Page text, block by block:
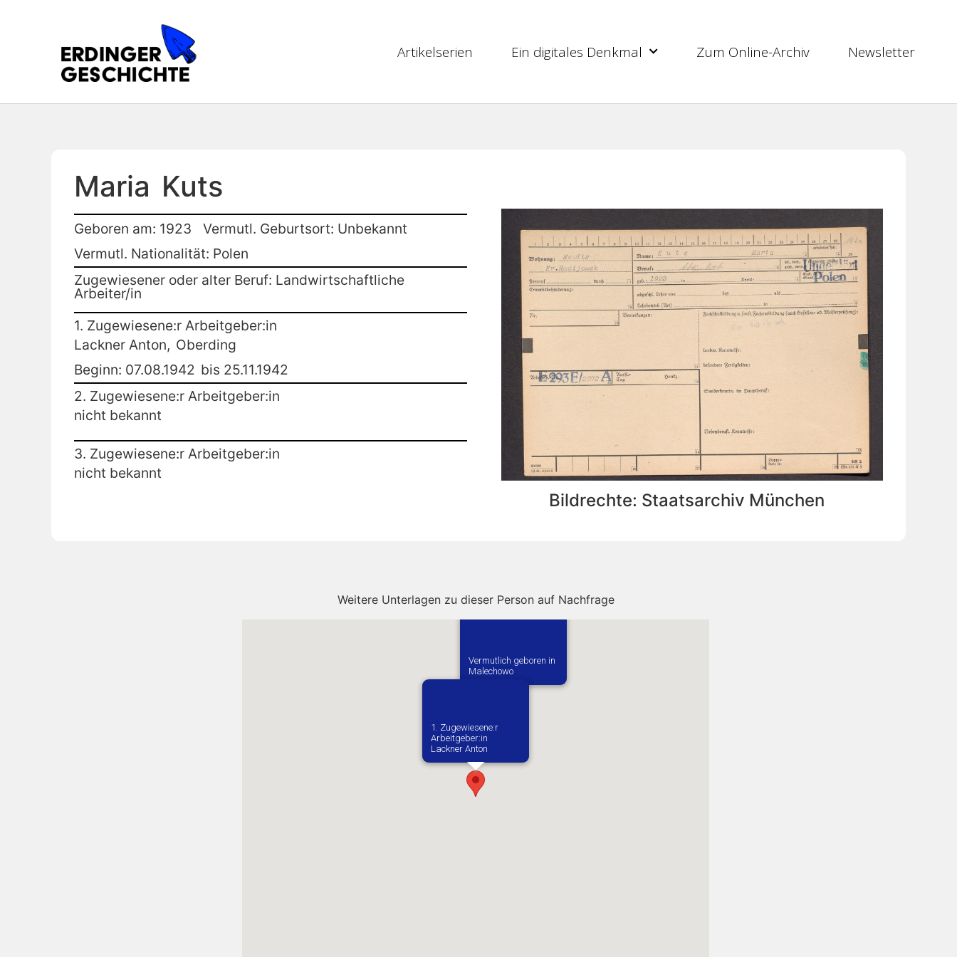
Artikelserien Ein digitales Denkmal Zum Online-Archiv Newsletter
Maria Kuts
Geboren am: 1923
Vermutl. Geburtsort: Unbekannt
Vermutl. Nationalität: Polen
Zugewiesener oder alter Beruf: Landwirtschaftliche
Arbeiter/in
1. Zugewiesene:r Arbeitgeber:in
Lackner Anton, Oberding
Beginn: 07.08.1942 bis 25.11.1942
2. Zugewiesene:r Arbeitgeber:in
nicht bekannt
3. Zugewiesene:r Arbeitgeber:in
nicht bekannt
Bildrechte: Staatsarchiv München
Weitere Unterlagen zu dieser Person auf Nachfrage
Vermutlich geboren in
Malechowo
1. Zugewiesene:r
Arbeitgeber:in​
Lackner Anton